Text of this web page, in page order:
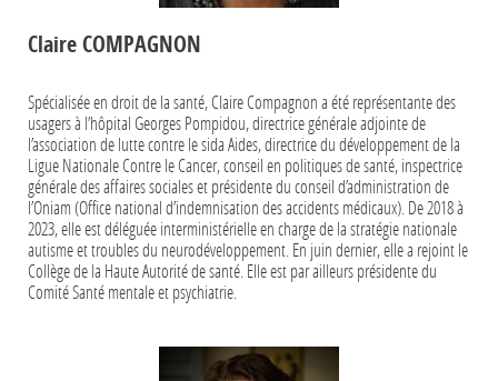
Claire COMPAGNON
Spécialisée en droit de la santé, Claire Compagnon a été représentante des
usagers à l’hôpital Georges Pompidou, directrice générale adjointe de
l’association de lutte contre le sida Aides, directrice du développement de la
Ligue Nationale Contre le Cancer, conseil en politiques de santé, inspectrice
générale des affaires sociales et présidente du conseil d’administration de
l’Oniam (Office national d’indemnisation des accidents médicaux). De 2018 à
2023, elle est déléguée interministérielle en charge de la stratégie nationale
autisme et troubles du neurodéveloppement. En juin dernier, elle a rejoint le
Collège de la Haute Autorité de santé. Elle est par ailleurs présidente du
Comité Santé mentale et psychiatrie.